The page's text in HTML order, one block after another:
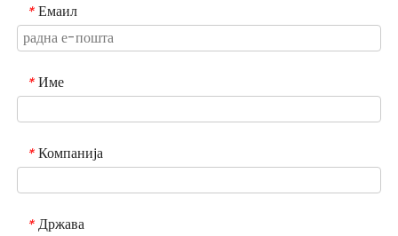
* Емаил
* Име
* Компанија
* Држава